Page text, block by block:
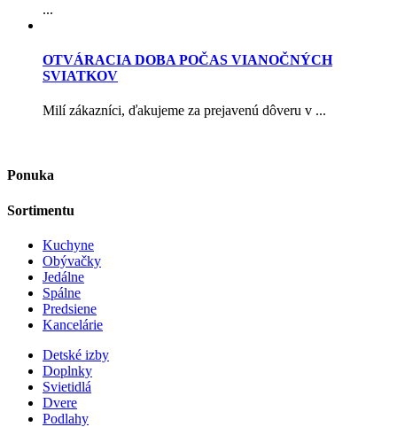
...
OTVÁRACIA DOBA POČAS VIANOČNÝCH
SVIATKOV
Milí zákazníci, ďakujeme za prejavenú dôveru v ...
Ponuka
Sortimentu
Kuchyne
Obývačky
Jedálne
Spálne
Predsiene
Kancelárie
Detské izby
Doplnky
Svietidlá
Dvere
Podlahy